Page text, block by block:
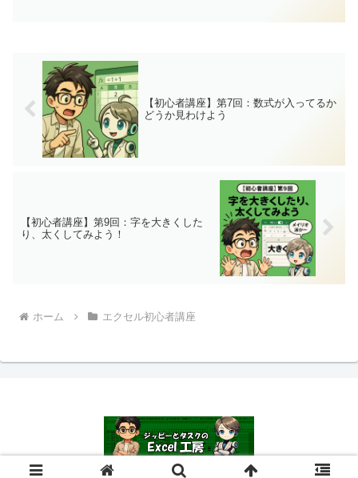
【初心者講座】第7回：数式が入ってるか
どうか見わけよう
【初心者講座】第9回：字を大きくした
り、太くしてみよう！
ホーム エクセル初心者講座
© 2024 ジッピーとタスクのExcel工房.